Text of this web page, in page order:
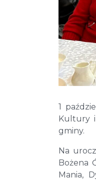
1
Kultury
gminy.
Na
Bożena
Mania,